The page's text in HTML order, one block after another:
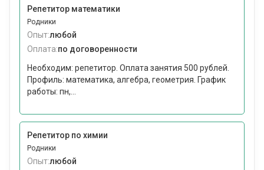
Репетитор математики
Родники
Опыт:любой
Оплата:по договоренности
Необходим: репетитор. Оплата занятия 500 рублей.
Профиль: математика, алгебра, геометрия. График
работы: пн,...
Репетитор по химии
Родники
Опыт:любой